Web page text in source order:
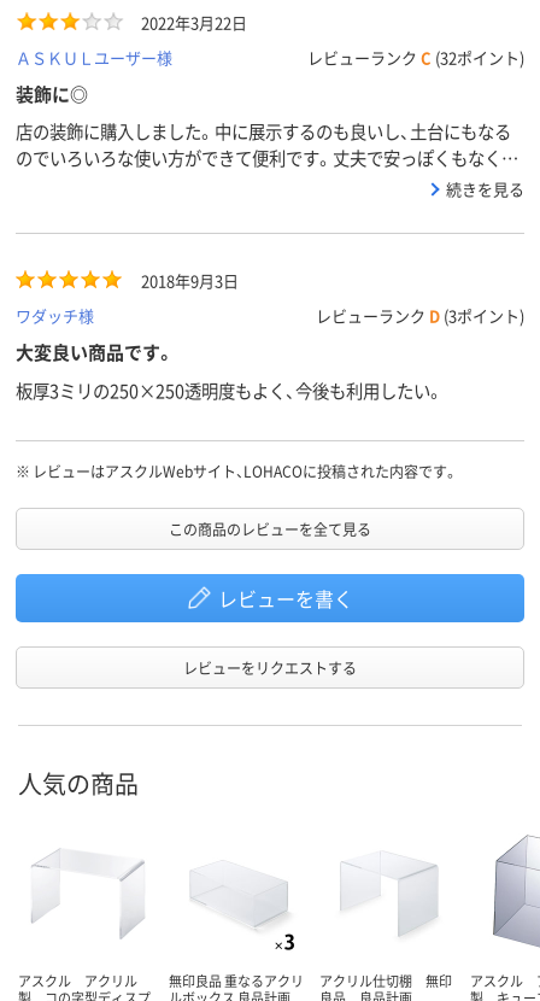
2022年3月22日
ＡＳＫＵＬユーザー様
レビューランク C (32ポイント)
装飾に◎
店の装飾に購入しました。中に展示するのも良いし、土台にもなる
のでいろいろな使い方ができて便利です。丈夫で安っぽくもなく満
足しています。お値段も良いのでもう少しお手頃になると嬉しいで
続きを見る
2018年9月3日
ワダッチ様
レビューランク D (3ポイント)
大変良い商品です。
板厚3ミリの250×250透明度もよく、今後も利用したい。
※ レビューはアスクルWebサイト、LOHACOに投稿された内容です。
この商品のレビューを全て見る
レビューを書く
レビューをリクエストする
人気の商品
アスクル アクリル
無印良品 重なるアクリ
アクリル仕切棚 無印
アスクル